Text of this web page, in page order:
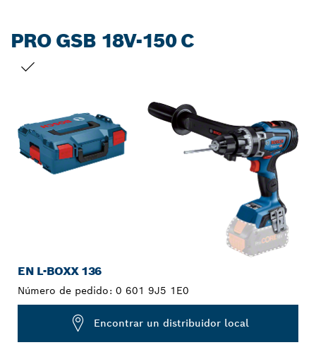
PRO GSB 18V-150 C
EN L-BOXX 136
Número de pedido: 0 601 9J5 1E0
Encontrar un distribuidor local